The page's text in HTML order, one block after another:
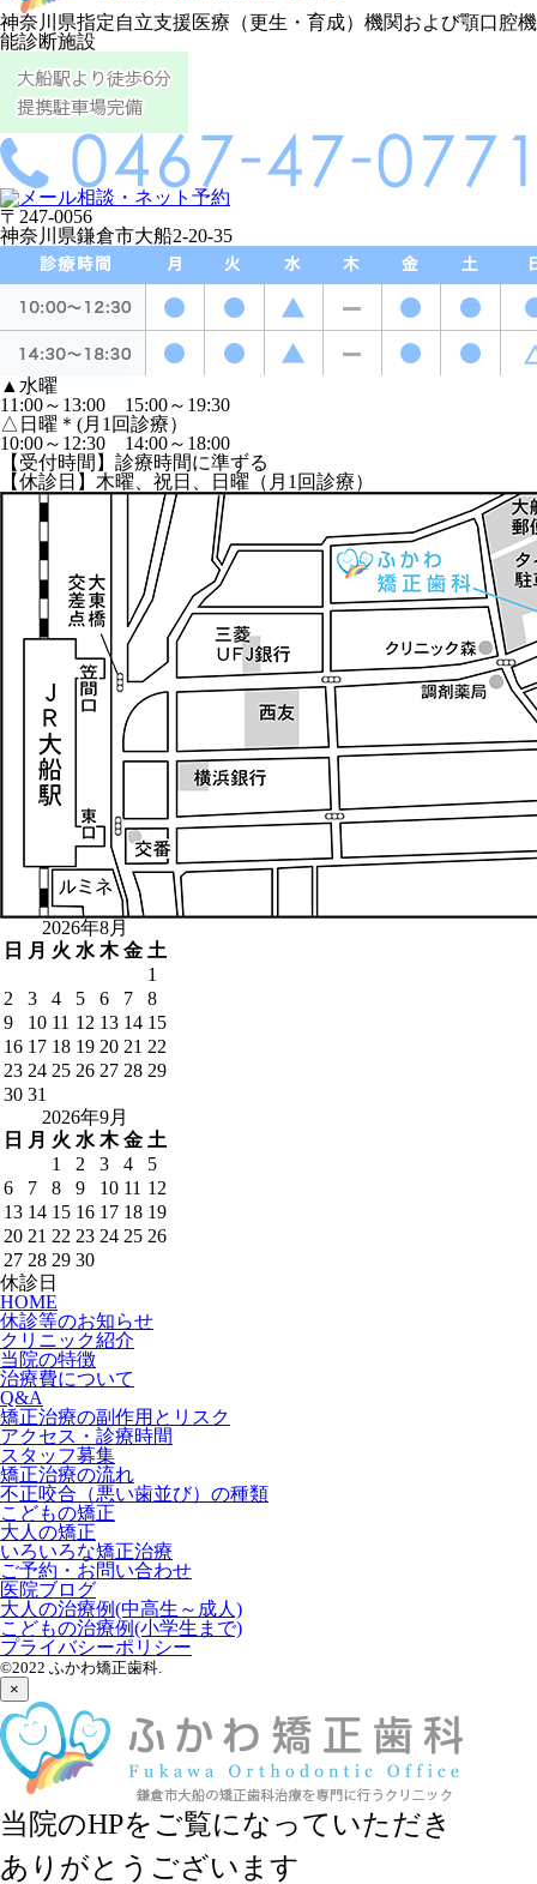
神奈川県指定自立支援医療（更生・育成）機関および顎口腔機
能診断施設
〒247-0056
神奈川県鎌倉市大船2-20-35
▲ 水曜
11:00～13:00 15:00～19:30
△ 日曜＊(月1回診療）
10:00～12:30 14:00～18:00
【受付時間】診療時間に準ずる
【休診日】木曜、祝日、日曜（月1回診療）
2026年8月
日
月 火 水 木 金 土
1
2
3 4 5 6 7
8
9
10 11 12 13 14 15
16 17 18 19 20 21 22
23 24 25 26 27 28 29
30 31
2026年9月
日
月 火 水 木 金 土
1
2 3 4
5
6
7 8 9 10 11 12
13 14 15 16 17 18 19
20 21 22 23 24 25 26
27 28 29 30
休診日
HOME
休診等のお知らせ
クリニック紹介
当院の特徴
治療費について
Q&A
矯正治療の副作用とリスク
アクセス・診療時間
スタッフ募集
矯正治療の流れ
不正咬合（悪い歯並び）の種類
こどもの矯正
大人の矯正
いろいろな矯正治療
ご予約・お問い合わせ
医院ブログ
大人の治療例(中高生～成人)
こどもの治療例(小学生まで)
プライバシーポリシー
©2022 ふかわ矯正歯科.
×
当院のHPをご覧になっていただき
ありがとうございます